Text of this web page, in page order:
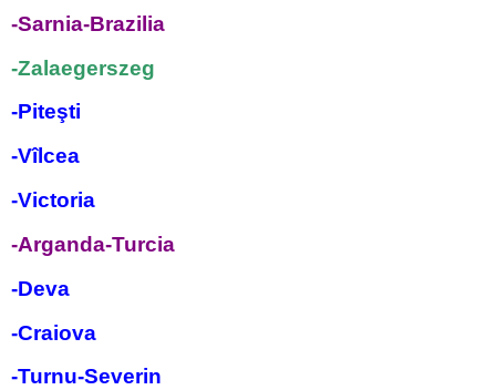
-Sarnia-Brazilia
-Zalaegerszeg
-Piteşti
-Vîlcea
-Victoria
-Arganda-Turcia
-Deva
-Craiova
-Turnu-Severin